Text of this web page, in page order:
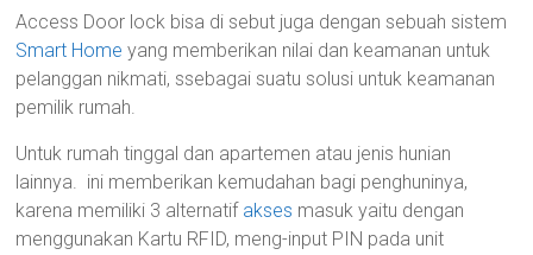
Access Door lock bisa di sebut juga dengan sebuah sistem
Smart Home yang memberikan nilai dan keamanan untuk
pelanggan nikmati, ssebagai suatu solusi untuk keamanan
pemilik rumah.
Untuk rumah tinggal dan apartemen atau jenis hunian
lainnya. ini memberikan kemudahan bagi penghuninya,
karena memiliki 3 alternatif akses masuk yaitu dengan
menggunakan Kartu RFID, meng-input PIN pada unit